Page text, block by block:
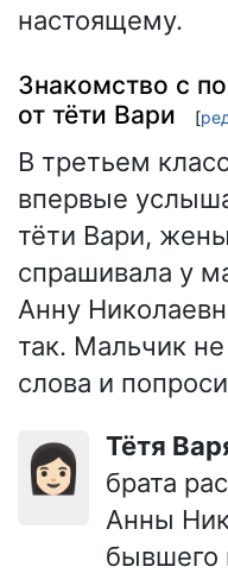
настоящему.
Знакомство с
от тёти Вари
[
В третьем
впервые
тёти Вари,
спрашивала у
Анну
так. Мальчик
слова и
👩🏻 Тётя
брата
Анны
бывшего